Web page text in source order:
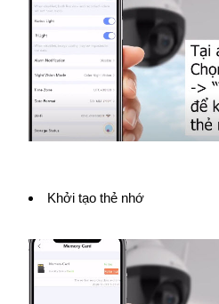
Khởi tạo thẻ nhớ